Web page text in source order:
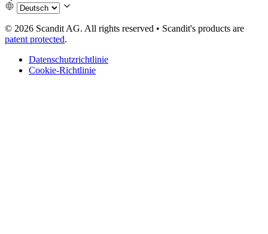
© 2026 Scandit AG. All rights reserved • Scandit's products are
patent protected.
Datenschutzrichtlinie
Cookie-Richtlinie